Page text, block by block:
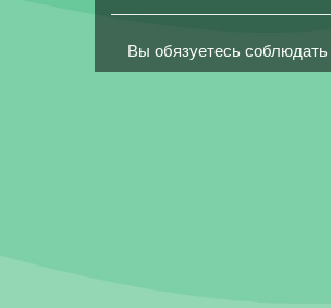
Вы обязуетесь соблюдать